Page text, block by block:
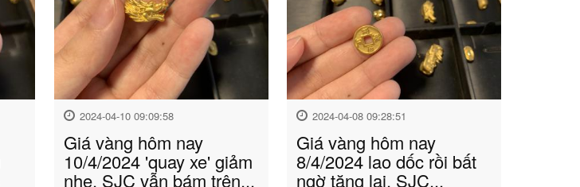
2024-04-10 09:09:58
Giá vàng hôm nay
10/4/2024 'quay xe' giảm
nhẹ, SJC vẫn bám trên...
2024-04-08 09:28:51
Giá vàng hôm nay
8/4/2024 lao dốc rồi bất
ngờ tăng lại, SJC...